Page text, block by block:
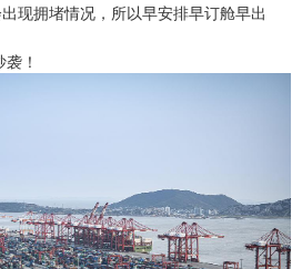
现拥堵情况，所以早安排早订舱早出
！